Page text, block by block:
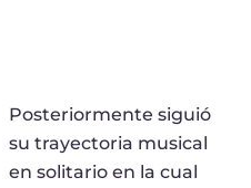
Posteriormente siguió
su trayectoria musical
en solitario en la cual